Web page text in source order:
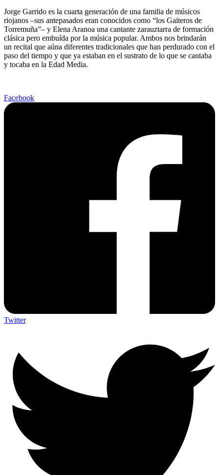
Jorge Garrido es la cuarta generación de una familia de músicos
riojanos –sus antepasados eran conocidos como “los Gaiteros de
Torremuña”– y Elena Aranoa una cantante zarauztarra de formación
clásica pero embuída por la música popular. Ambos nos brindarán
un recital que aúna diferentes tradicionales que han perdurado con el
paso del tiempo y que ya estaban en el sustrato de lo que se cantaba
y tocaba en la Edad Media.
Facebook
Twitter